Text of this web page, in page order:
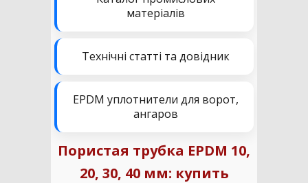
матеріалів
Технічні статті та довідник
EPDM уплотнители для ворот,
ангаров
Пористая трубка EPDM 10,
20, 30, 40 мм: купить